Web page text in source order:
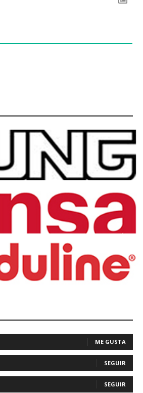
ME GUSTA
SEGUIR
SEGUIR